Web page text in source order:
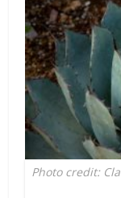
Photo credit: